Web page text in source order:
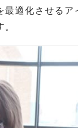
最適化させるア